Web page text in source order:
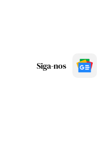
Siga-nos